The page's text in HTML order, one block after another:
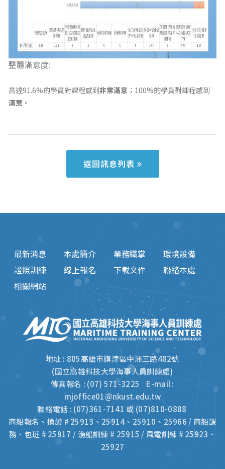
整體滿意度:
高達91.6%的學員對課程感到非常滿意 ；100%的學員對課程感到
滿意 。
返回訊息列表
最新消息 本處簡介 業務職掌
環境設備
證照訓練
線上報名 下載文件
聯絡本處
相關網站
地址 : 805高雄市旗津區中洲三路482號
(國立高雄科技大學海事人員訓練處)
傳真報名 : (07) 571-3225 E-mail :
mjoffice01@nkust.edu.tw
聯絡電話 : (07)361-7141 或 (07)810-0888
商船報名、換證 # 25913、25914、25910、25966 / 商船課
務、包班 # 25917 / 漁船訓練 # 25915 / 風電訓練 # 25923、
25927